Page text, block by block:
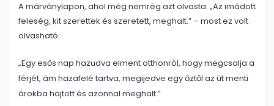
A márványlapon, ahol még nemrég azt olvasta: „Az imádott
feleség, kit szerettek és szeretett, meghalt.” – most ez volt
olvasható:
„Egy esős nap hazudva elment otthonról, hogy megcsalja a
férjét, ám hazafelé tartva, megijedve egy őztől az út menti
árokba hajtott és azonnal meghalt.”